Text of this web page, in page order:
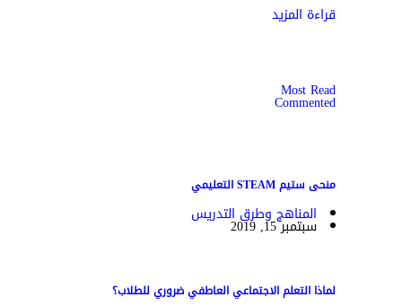
قراءة المزيد
Most Read
Commented
منحى ستيم STEAM التعليمي
المناهج وطرق التدريس
سبتمبر 15, 2019
لماذا التعلم الاجتماعي العاطفي ضروري للطلاب؟